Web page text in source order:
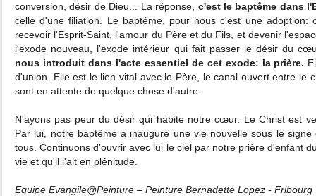
conversion, désir de Dieu... La réponse, c'est le baptême dans
celle d'une filiation. Le baptême, pour nous c'est une adoption:
recevoir l'Esprit-Saint, l'amour du Père et du Fils, et devenir
l'exode nouveau, l'exode intérieur qui fait passer le désir du
nous introduit dans l'acte essentiel de cet exode: la prière.
d'union. Elle est le lien vital avec le Père, le canal ouvert entre le
sont en attente de quelque chose d'autre.
N'ayons pas peur du désir qui habite notre cœur. Le Christ est
Par lui, notre baptême a inauguré une vie nouvelle sous le
tous. Continuons d'ouvrir avec lui le ciel par notre prière d'enfant
vie et qu'il l'ait en plénitude.
Equipe Evangile@Peinture – Peinture Bernadette Lopez - Fribourg